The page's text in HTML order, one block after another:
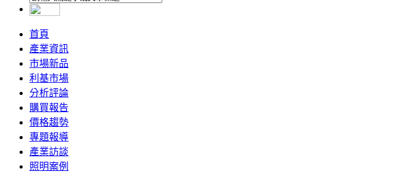
首頁
產業資訊
市場新品
利基市場
分析評論
購買報告
價格趨勢
專題報導
產業訪談
照明案例